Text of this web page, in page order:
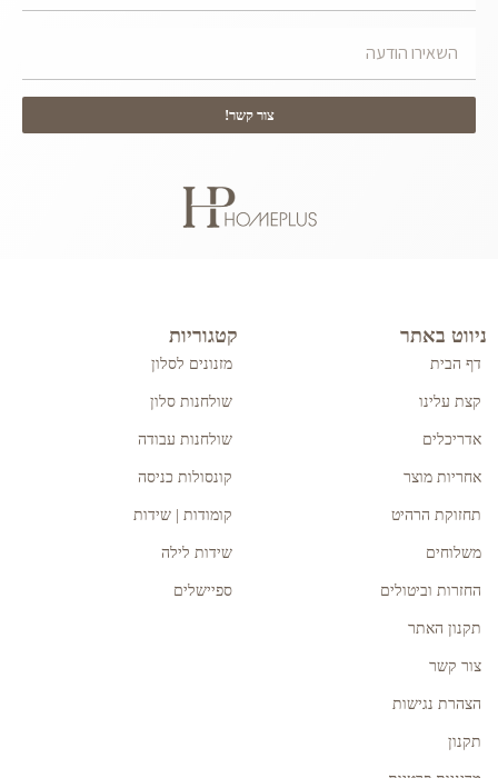
צור קשר!
ניווט באתר
דף הבית
קצת עלינו
אדריכלים
אחריות מוצר
תחזוקת הרהיט
משלוחים
החזרות וביטולים
תקנון האתר
צור קשר
הצהרת נגישות
תקנון
קטגוריות
מזנונים לסלון
שולחנות סלון
שולחנות עבודה
קונסולות כניסה
קומודות | שידות
שידות לילה
ספיישלים